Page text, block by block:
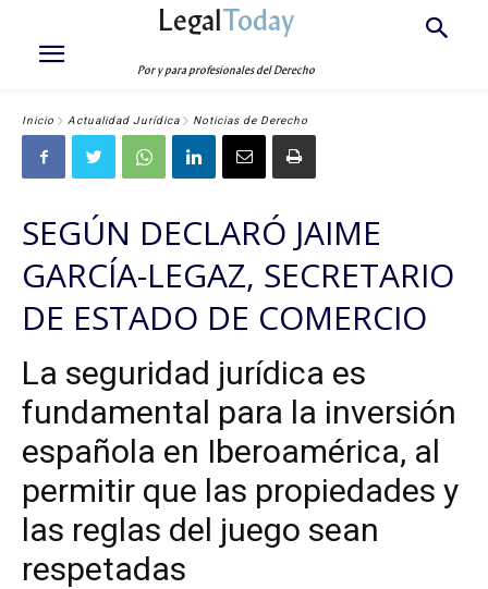
LegalToday
Por y para profesionales del Derecho
Inicio Actualidad Jurídica Noticias de Derecho
SEGÚN DECLARÓ JAIME
GARCÍA-LEGAZ, SECRETARIO
DE ESTADO DE COMERCIO
La seguridad jurídica es
fundamental para la inversión
española en Iberoamérica, al
permitir que las propiedades y
las reglas del juego sean
respetadas